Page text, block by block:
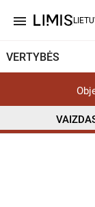
menu
VERTYBĖS